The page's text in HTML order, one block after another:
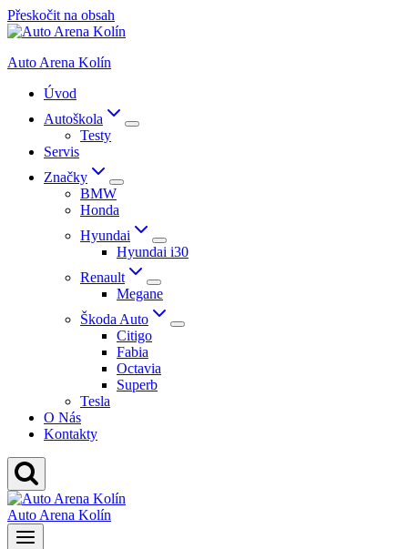
Přeskočit na obsah
Auto Arena Kolín
Úvod
Autoškola
Testy
Servis
Značky
BMW
Honda
Hyundai
Hyundai i30
Renault
Megane
Škoda Auto
Citigo
Fabia
Octavia
Superb
Tesla
O Nás
Kontakty
Auto Arena Kolín